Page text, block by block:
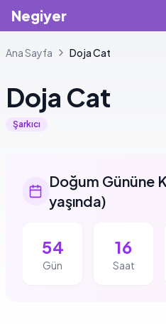
Negiyer
Ana Sayfa DojaCat
Doja Cat
Şarkıcı
Doğum Gününe
yaşında)
54
Gün
16
Saat